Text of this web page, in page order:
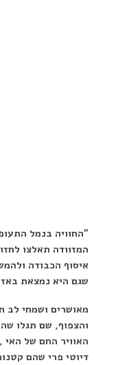
"החוויה בנמל
המזוודה תאלצו
איסוף הכבודה
שגם היא נמצאת
מאושרים ושמחי לב
והצפוף, שם תגלו
האוויר החם של האי
דיוטי פרי שהם